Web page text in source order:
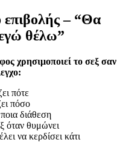
επιβολής – “Θα
θέλω”
χρησιμοποιεί το σεξ σαν
πότε
πόσο
διάθεση
όταν θυμώνει
να κερδίσει κάτι